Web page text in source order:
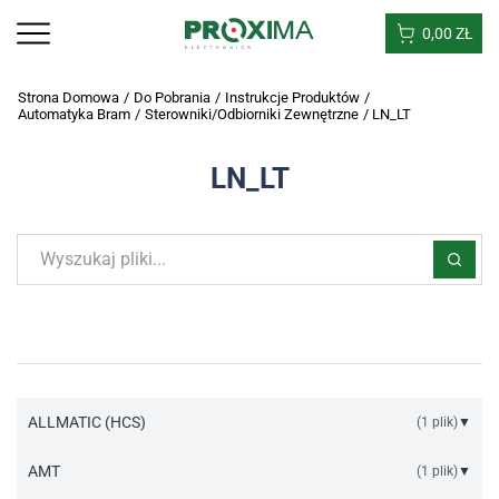
0,00 ZŁ
Strona Domowa / Do Pobrania / Instrukcje Produktów /
Automatyka Bram / Sterowniki/odbiorniki Zewnętrzne / LN_LT
LN_LT
ALLMATIC (HCS) (1 plik)▼
Instrukcja sterownik odbiornik LN_LT.pdf
AMT (1 plik)▼